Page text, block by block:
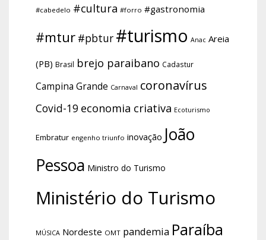
#cabedelo #cultura #forro #gastronomia
#mtur #pbtur #turismo Anac Areia
(PB) Brasil brejo paraibano Cadastur
Campina Grande Carnaval coronavírus
Covid-19 economia criativa Ecoturismo
Embratur engenho triunfo inovação João
Pessoa Ministro do Turismo
Ministério do Turismo
MÚSICA Nordeste OMT pandemia Paraíba